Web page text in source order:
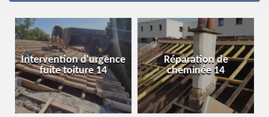
Intervention d'urgence
fuite toiture 14
Réparation de
cheminée 14